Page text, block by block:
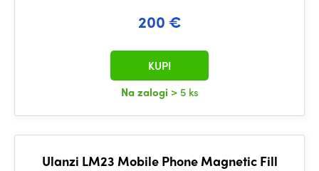
200 €
Na zalogi > 5 ks
KUPI
Ulanzi LM23 Mobile Phone Magnetic Fill